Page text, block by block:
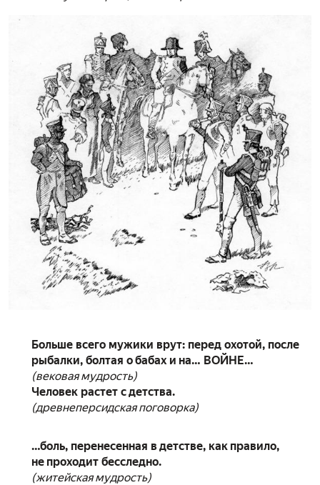
Больше всего мужики врут: перед охотой, после
рыбалки, болтая о бабах и на… ВОЙНЕ…
(вековая мудрость)
Человек растет с детства.
(древнеперсидская поговорка)
…боль, перенесенная в детстве, как правило,
не проходит бесследно.
(житейская мудрость)